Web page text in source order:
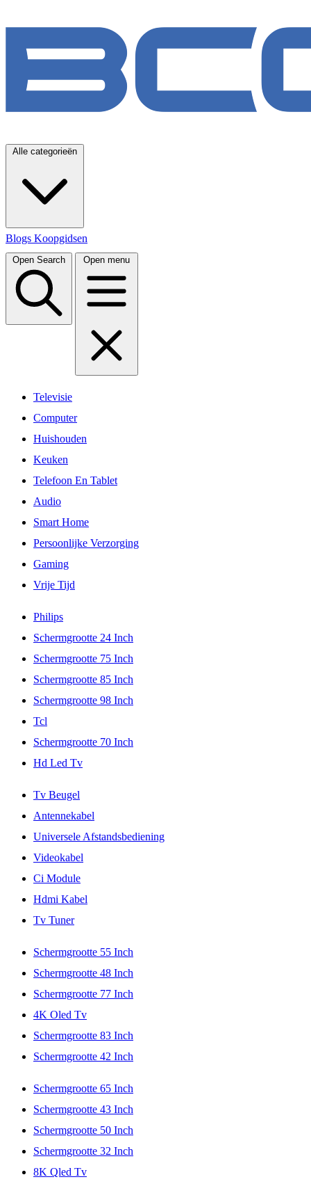
Alle categorieën
Blogs Koopgidsen
Open Search Open menu
Televisie
Computer
Huishouden
Keuken
Telefoon En Tablet
Audio
Smart Home
Persoonlijke Verzorging
Gaming
Vrije Tijd
Philips
Schermgrootte 24 Inch
Schermgrootte 75 Inch
Schermgrootte 85 Inch
Schermgrootte 98 Inch
Tcl
Schermgrootte 70 Inch
Hd Led Tv
Tv Beugel
Antennekabel
Universele Afstandsbediening
Videokabel
Ci Module
Hdmi Kabel
Tv Tuner
Schermgrootte 55 Inch
Schermgrootte 48 Inch
Schermgrootte 77 Inch
4K Oled Tv
Schermgrootte 83 Inch
Schermgrootte 42 Inch
Schermgrootte 65 Inch
Schermgrootte 43 Inch
Schermgrootte 50 Inch
Schermgrootte 32 Inch
8K Qled Tv